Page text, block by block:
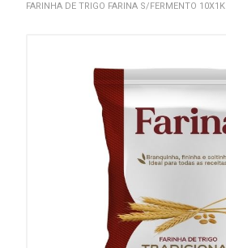
FARINHA DE TRIGO FARINA S/FERMENTO 10X1K